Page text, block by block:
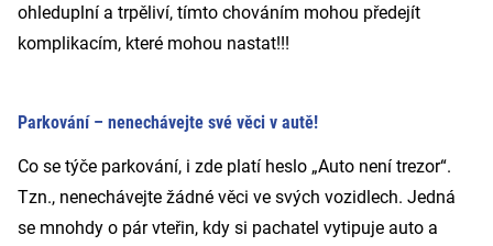
ohleduplní a trpěliví, tímto chováním mohou předejít
komplikacím, které mohou nastat!!!
Parkování – nenechávejte své věci v autě!
Co se týče parkování, i zde platí heslo „Auto není trezor“.
Tzn., nenechávejte žádné věci ve svých vozidlech. Jedná
se mnohdy o pár vteřin, kdy si pachatel vytipuje auto a